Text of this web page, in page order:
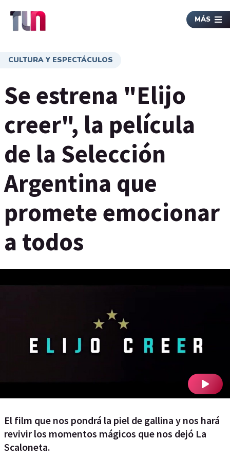
MÁS
CULTURA Y ESPECTÁCULOS
Se estrena "Elijo
creer", la película
de la Selección
Argentina que
promete emocionar
a todos
El film que nos pondrá la piel de gallina y nos hará
revivir los momentos mágicos que nos dejó La
Scaloneta.